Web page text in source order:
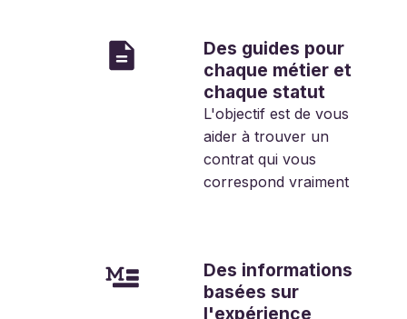
Des guides pour
chaque métier et
chaque statut
L'objectif est de vous
aider à trouver un
contrat qui vous
correspond vraiment
Des informations
basées sur
l'expérience